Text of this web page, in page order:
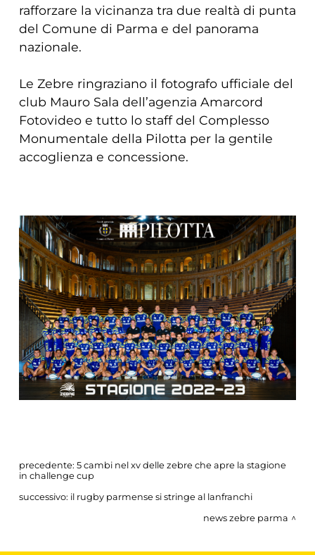
rafforzare la vicinanza tra due realtà di punta
del Comune di Parma e del panorama
nazionale.
Le Zebre ringraziano il fotografo ufficiale del
club Mauro Sala dell’agenzia Amarcord
Fotovideo e tutto lo staff del Complesso
Monumentale della Pilotta per la gentile
accoglienza e concessione.
precedente: 5 cambi nel xv delle zebre che apre la stagione
in challenge cup
successivo: il rugby parmense si stringe al lanfranchi
news zebre parma